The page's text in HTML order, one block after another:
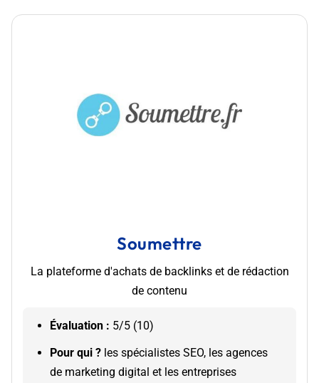
Soumettre
La plateforme d'achats de backlinks et de rédaction
de contenu
Évaluation : 5/5 (10)
Pour qui ? ​​​​les spécialistes SEO, les agences
de marketing digital et les entreprises